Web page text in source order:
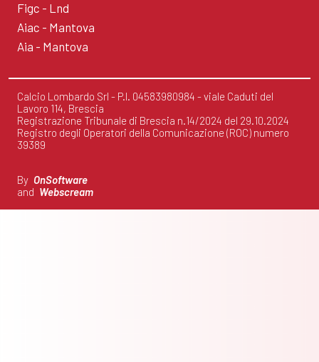
Figc - Lnd
Aiac - Mantova
Aia - Mantova
Calcio Lombardo Srl - P.I. 04583980984 - viale Caduti del
Lavoro 114, Brescia
Registrazione Tribunale di Brescia n.14/2024 del 29.10.2024
Registro degli Operatori della Comunicazione (ROC) numero
39389
By OnSoftware
and Webscream